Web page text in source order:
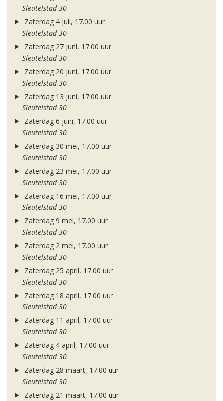
Sleutelstad 30
Zaterdag 4 juli, 17.00 uur
Sleutelstad 30
Zaterdag 27 juni, 17.00 uur
Sleutelstad 30
Zaterdag 20 juni, 17.00 uur
Sleutelstad 30
Zaterdag 13 juni, 17.00 uur
Sleutelstad 30
Zaterdag 6 juni, 17.00 uur
Sleutelstad 30
Zaterdag 30 mei, 17.00 uur
Sleutelstad 30
Zaterdag 23 mei, 17.00 uur
Sleutelstad 30
Zaterdag 16 mei, 17.00 uur
Sleutelstad 30
Zaterdag 9 mei, 17.00 uur
Sleutelstad 30
Zaterdag 2 mei, 17.00 uur
Sleutelstad 30
Zaterdag 25 april, 17.00 uur
Sleutelstad 30
Zaterdag 18 april, 17.00 uur
Sleutelstad 30
Zaterdag 11 april, 17.00 uur
Sleutelstad 30
Zaterdag 4 april, 17.00 uur
Sleutelstad 30
Zaterdag 28 maart, 17.00 uur
Sleutelstad 30
Zaterdag 21 maart, 17.00 uur